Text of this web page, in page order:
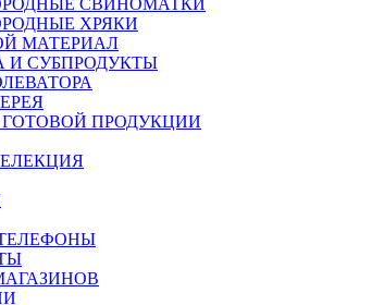
СВИНОМАТКИ
ХРЯКИ
МАТЕРИАЛ
И СУБПРОДУКТЫ
ГОТОВОЙ ПРОДУКЦИИ